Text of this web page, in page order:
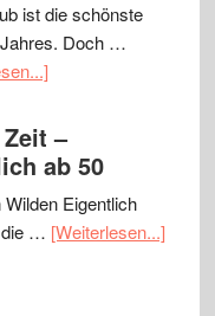
ist die schönste
Doch …
–
ab 50
Wilden Eigentlich
die … [Weiterlesen...]